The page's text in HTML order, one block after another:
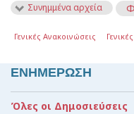
Συνημμένα αρχεία
Γενικές Ανακοινώσεις
ΕΝΗΜΕΡΩΣΗ
Όλες οι Δημοσιεύσεις